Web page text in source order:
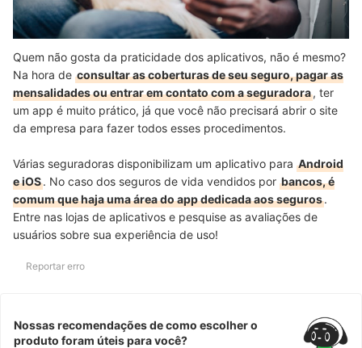
Quem não gosta da praticidade dos aplicativos, não é mesmo?
Na hora de consultar as coberturas de seu seguro, pagar as
mensalidades ou entrar em contato com a seguradora, ter
um app é muito prático, já que você não precisará abrir o site
da empresa para fazer todos esses procedimentos.
Várias seguradoras disponibilizam um aplicativo para Android
e iOS. No caso dos seguros de vida vendidos por bancos, é
comum que haja uma área do app dedicada aos seguros.
Entre nas lojas de aplicativos e pesquise as avaliações de
usuários sobre sua experiência de uso!
Reportar erro
Nossas recomendações de como escolher o
produto foram úteis para você?